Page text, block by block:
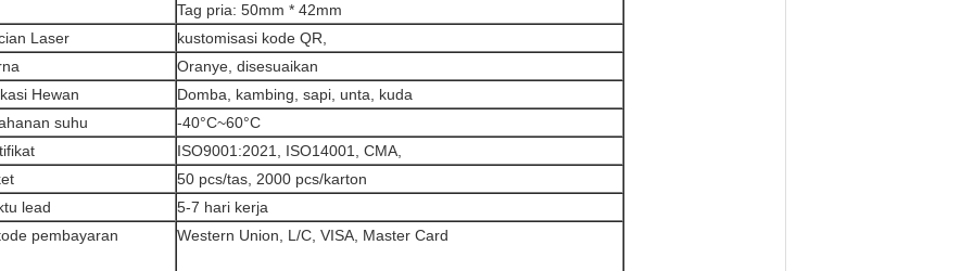
Tag pria: 50mm * 42mm
Laser
kustomisasi kode QR,
Oranye, disesuaikan
Hewan
Domba, kambing, sapi, unta, kuda
suhu
-40°C~60°C
ISO9001:2021, ISO14001, CMA,
50 pcs/tas, 2000 pcs/karton
lead
5-7 hari kerja
pembayaran
Western Union, L/C, VISA, Master Card